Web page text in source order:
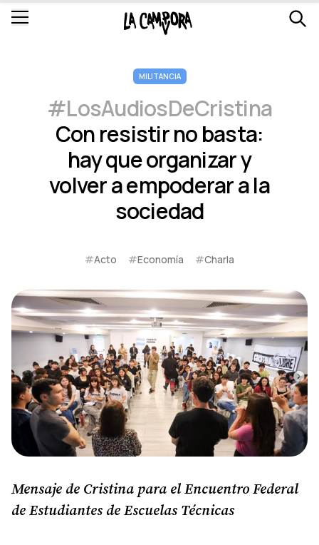
MILITANCIA
#LosAudiosDeCristina
Con resistir no basta:
hay que organizar y
volver a empoderar a la
sociedad
#Acto #Economía #Charla
Mensaje de Cristina para el Encuentro Federal
de Estudiantes de Escuelas Técnicas